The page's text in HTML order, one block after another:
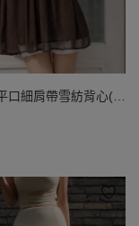
口細肩帶雪紡背心(附